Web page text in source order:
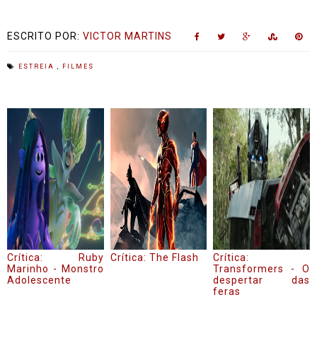
ESCRITO POR: VICTOR MARTINS
ESTREIA , FILMES
Crítica: Ruby
Marinho - Monstro
Adolescente
Crítica: The Flash
Crítica:
Transformers - O
despertar das
feras